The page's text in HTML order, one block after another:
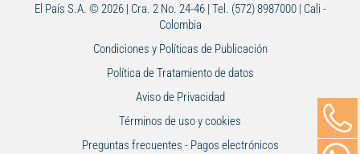
El País S.A. © 2026 | Cra. 2 No. 24-46 | Tel. (572) 8987000 | Cali -
Colombia
Condiciones y Políticas de Publicación
Política de Tratamiento de datos
Aviso de Privacidad
Términos de uso y cookies
Preguntas frecuentes - Pagos electrónicos